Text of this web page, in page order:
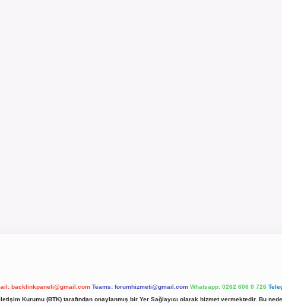
backlinkpaneli@gmail.com Teams: forumhizmeti@gmail.com Whatsapp: 0262 606 0 726
Kurumu (BTK) tarafından onaylanmış bir Yer Sağlayıcı olarak hizmet vermektedir. Bu